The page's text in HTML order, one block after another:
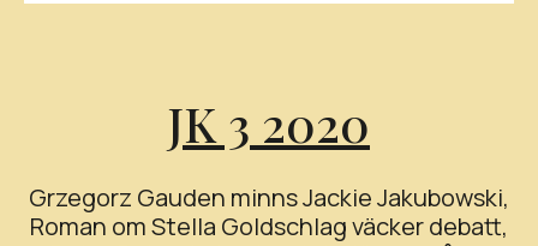
JK 3 2020
Grzegorz Gauden minns Jackie Jakubowski,
Roman om Stella Goldschlag väcker debatt,